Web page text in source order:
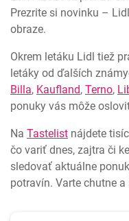
Prezrite si novinku –
obraze.
Okrem letáku Lidl tiež
letáky od ďalších
Billa, Kaufland, Terno,
ponuky vás môže
Na Tastelist nájdete
čo variť dnes, zajtra či
sledovať aktuálne
potravín. Varte chutne